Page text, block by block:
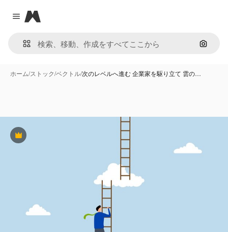
Close menu
Magnific
画像で
ホーム/ストック/ベクトル/次のレベルへ進む 企業家を駆り立て 雲の…
Premium